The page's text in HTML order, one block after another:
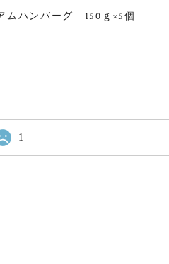
ムハンバーグ 150ｇ×5個
1